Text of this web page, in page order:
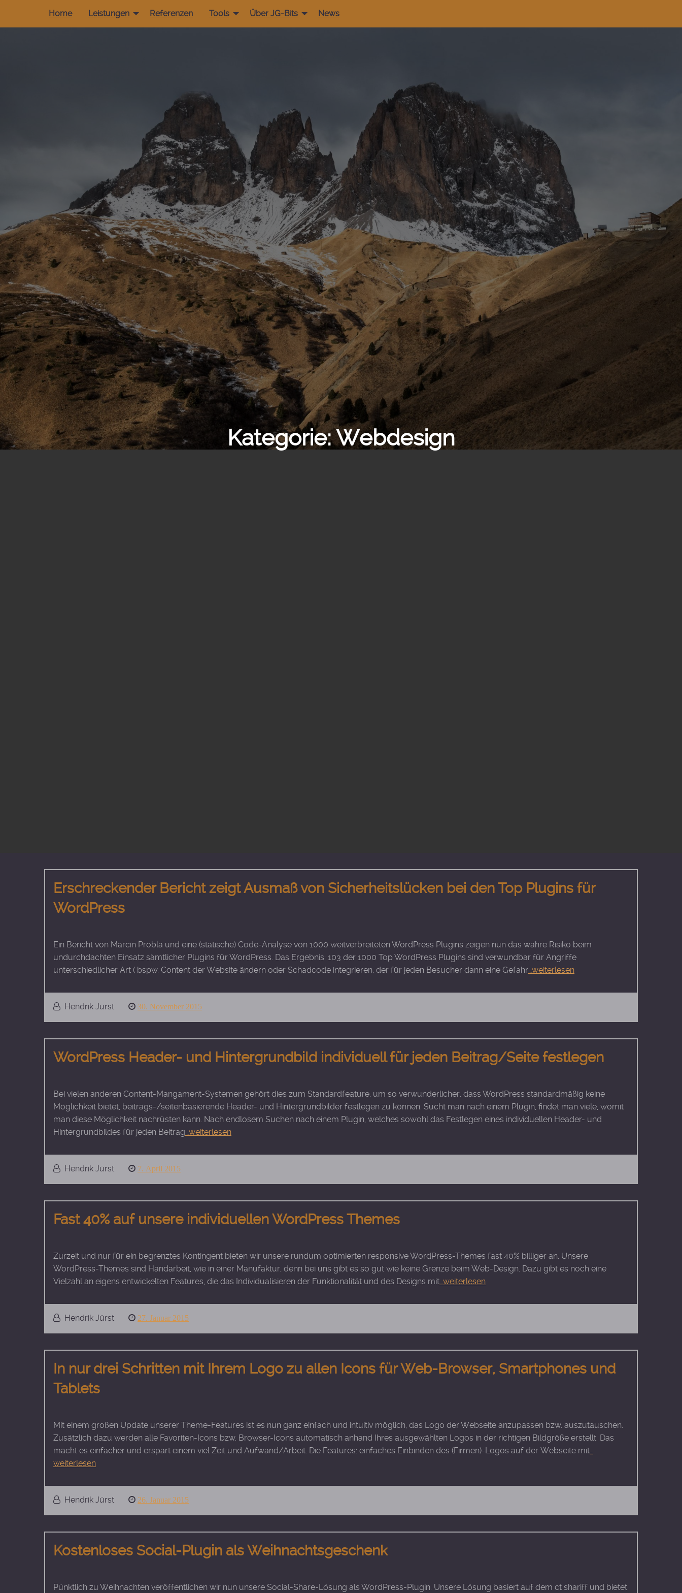
Home Leistungen Referenzen Tools Über JG-Bits News
Kategorie:Webdesign
Erschreckender Bericht zeigt Ausmaß von Sicherheitslücken bei den Top Plugins für
WordPress
Ein Bericht von Marcin Probla und eine (statische) Code-Analyse von 1000 weitverbreiteten WordPress Plugins zeigen nun das wahre Risiko beim
undurchdachten Einsatz sämtlicher Plugins für WordPress. Das Ergebnis: 103 der 1000 Top WordPress Plugins sind verwundbar für Angriffe
unterschiedlicher Art ( bspw. Content der Website ändern oder Schadcode integrieren, der für jeden Besucher dann eine Gefahr …weiterlesen
Hendrik Jürst
Posted
30. November 2015
WordPress Header- und Hintergrundbild individuell für jeden Beitrag/Seite festlegen
Bei vielen anderen Content-Mangament-Systemen gehört dies zum Standardfeature, um so verwunderlicher, dass WordPress standardmäßig keine
Möglichkeit bietet, beitrags-/seitenbasierende Header- und Hintergrundbilder festlegen zu können. Sucht man nach einem Plugin, findet man viele, womit
man diese Möglichkeit nachrüsten kann. Nach endlosem Suchen nach einem Plugin, welches sowohl das Festlegen eines individuellen Header- und
Hintergrundbildes für jeden Beitrag …weiterlesen
Hendrik Jürst
Posted
7. April 2015
Fast 40% auf unsere individuellen WordPress Themes
Zurzeit und nur für ein begrenztes Kontingent bieten wir unsere rundum optimierten responsive WordPress-Themes fast 40% billiger an. Unsere
WordPress-Themes sind Handarbeit, wie in einer Manufaktur, denn bei uns gibt es so gut wie keine Grenze beim Web-Design. Dazu gibt es noch eine
Vielzahl an eigens entwickelten Features, die das Individualisieren der Funktionalität und des Designs mit …weiterlesen
Hendrik Jürst
Posted
27. Januar 2015
In nur drei Schritten mit Ihrem Logo zu allen Icons für Web-Browser, Smartphones und
Tablets
Mit einem großen Update unserer Theme-Features ist es nun ganz einfach und intuitiv möglich, das Logo der Webseite anzupassen bzw. auszutauschen.
Zusätzlich dazu werden alle Favoriten-Icons bzw. Browser-Icons automatisch anhand Ihres ausgewählten Logos in der richtigen Bildgröße erstellt. Das
macht es einfacher und erspart einem viel Zeit und Aufwand/Arbeit. Die Features: einfaches Einbinden des (Firmen)-Logos auf der Webseite mit
weiterlesen
Hendrik Jürst
Posted
26. Januar 2015
Kostenloses Social-Plugin als Weihnachtsgeschenk
Pünktlich zu Weihnachten veröffentlichen wir nun unsere Social-Share-Lösung als WordPress-Plugin. Unsere Lösung basiert auf dem ct shariff und bietet